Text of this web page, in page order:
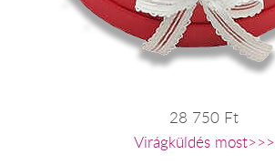
28 750 Ft
Virágküldés most>>>